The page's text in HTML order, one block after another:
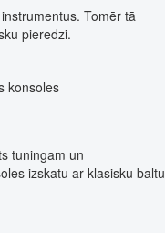
Tomēr tā
pieredzi.
konsoles
tuningam un
izskatu ar klasisku baltu